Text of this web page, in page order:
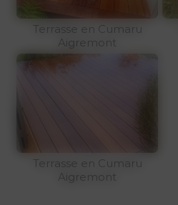
Terrasse en Cumaru
Aigremont
Terrasse en Cumaru
Aigremont